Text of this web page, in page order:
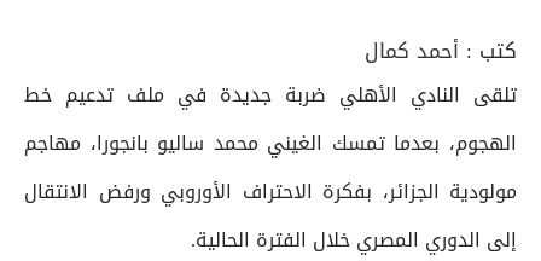
كتب : أحمد كمال
تلقى النادي الأهلي ضربة جديدة في ملف تدعيم خط
الهجوم، بعدما تمسك الغيني محمد ساليو بانجورا، مهاجم
مولودية الجزائر، بفكرة الاحتراف الأوروبي ورفض الانتقال
إلى الدوري المصري خلال الفترة الحالية.